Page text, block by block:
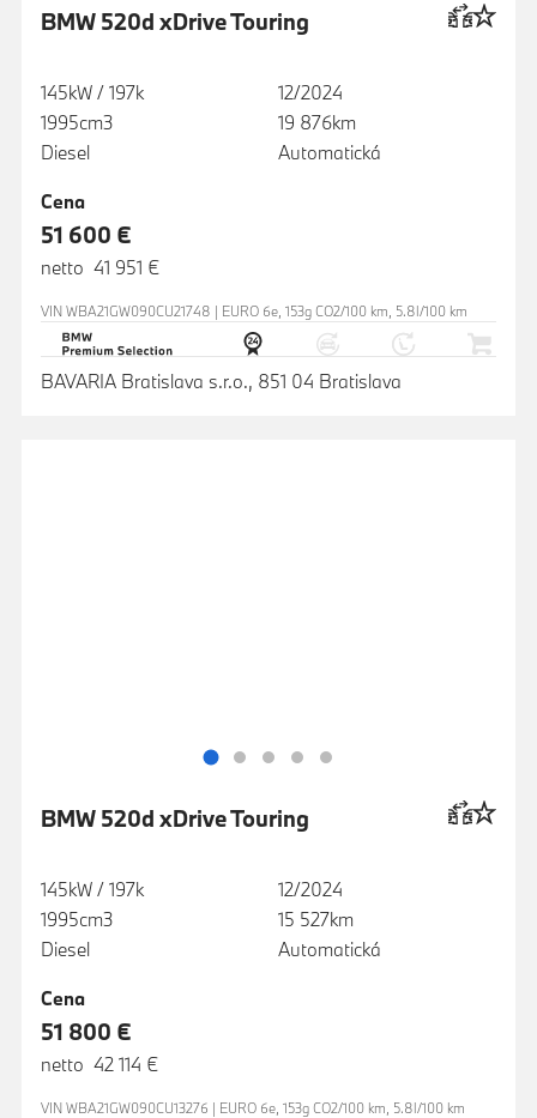
BMW 520d xDrive Touring
145kW / 197k
1995cm3
Diesel
12/2024
19 876km
Automatická
Cena
51 600 €
netto 41 951 €
VIN WBA21GW090CU21748 | EURO 6e, 153g CO2/100 km, 5.8l/100 km
BAVARIA Bratislava s.r.o., 851 04 Bratislava
BMW 520d xDrive Touring
145kW / 197k
1995cm3
Diesel
12/2024
15 527km
Automatická
Cena
51 800 €
netto 42 114 €
VIN WBA21GW090CU13276 | EURO 6e, 153g CO2/100 km, 5.8l/100 km